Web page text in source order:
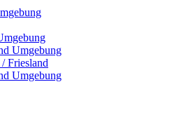
Umgebung
Friesland
Umgebung